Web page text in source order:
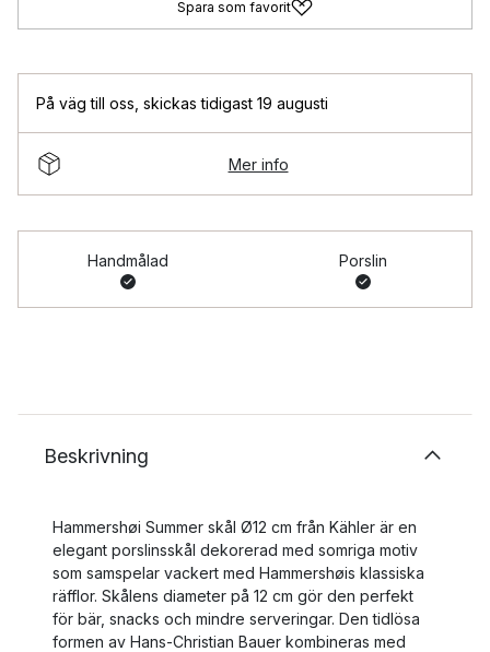
Spara som favorit
På väg till oss skickas tidigast 19 augusti
Mer info
Handmålad Porslin
Beskrivning
Hammershøi Summer skål Ø12 cm från Kähler är en
elegant porslinsskål dekorerad med somriga motiv
som samspelar vackert med Hammershøis klassiska
räfflor. Skålens diameter på 12 cm gör den perfekt
för bär, snacks och mindre serveringar. Den tidlösa
formen av Hans-Christian Bauer kombineras med